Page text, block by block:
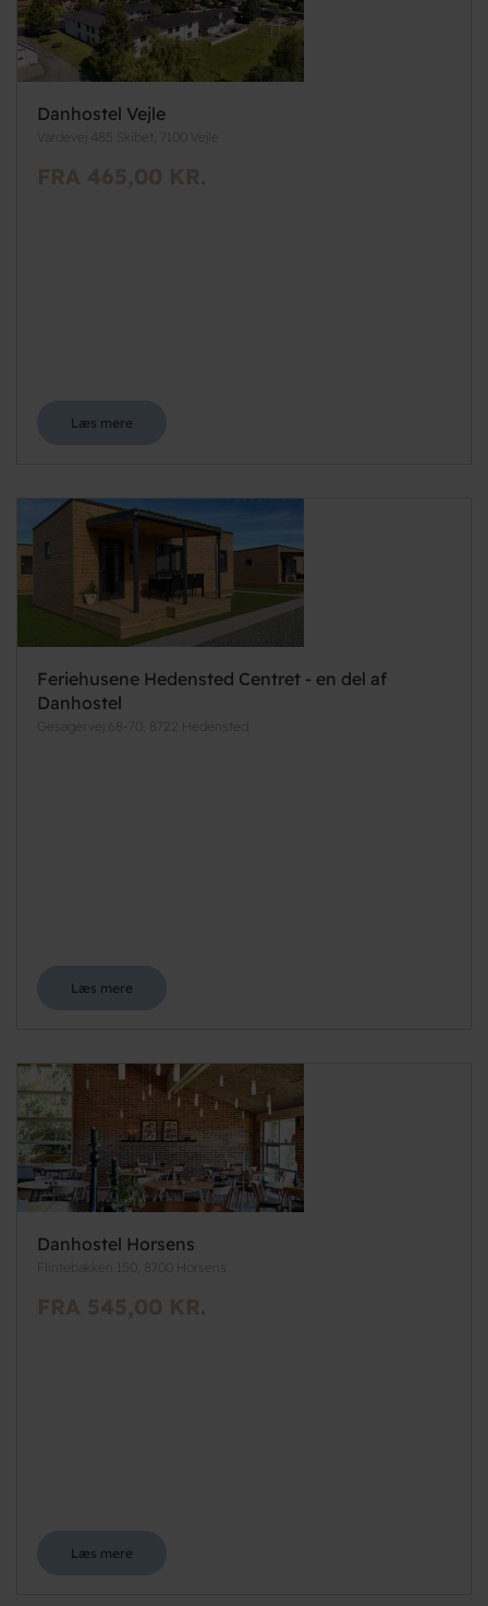
Danhostel Vejle
Vardevej 485 Skibet, 7100 Vejle
FRA 465,00 KR.
Læs mere
Feriehusene Hedensted Centret - en del af
Danhostel
Gesagervej 68-70, 8722 Hedensted
Læs mere
Danhostel Horsens
Flintebakken 150, 8700 Horsens
FRA 545,00 KR.
Læs mere